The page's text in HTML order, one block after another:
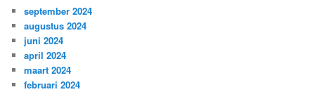
september 2024
augustus 2024
juni 2024
april 2024
maart 2024
februari 2024